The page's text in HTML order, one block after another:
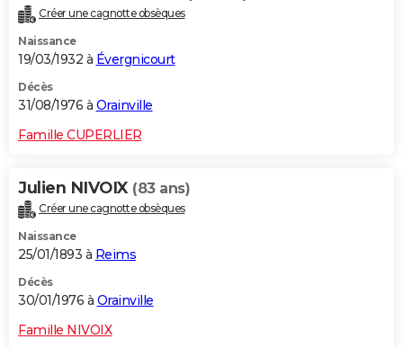
Créer une cagnotte obsèques
Naissance
19/03/1932 à Évergnicourt
Décès
31/08/1976 à Orainville
Famille CUPERLIER
Julien NIVOIX (83 ans)
Créer une cagnotte obsèques
Naissance
25/01/1893 à Reims
Décès
30/01/1976 à Orainville
Famille NIVOIX